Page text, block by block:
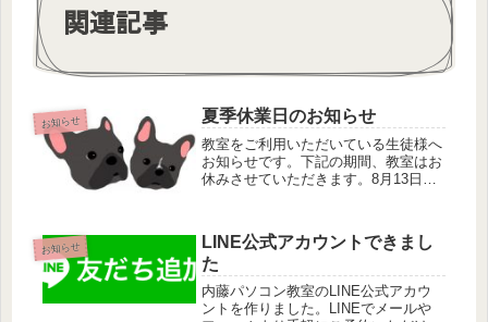
関連記事
お知らせ 夏季休業日のお知らせ
教室をご利用いただいている生徒様へ
お知らせです。下記の期間、教室はお
休みさせていただきます。8月13日
りますが、夏休み期間にかかる場合、
1週間延長させていただきます。期
限...
お知らせ
LINE公式アカウントできまし
た
内藤パソコン教室のLINE公式アカウ
ントを作りました。LINEでメールや